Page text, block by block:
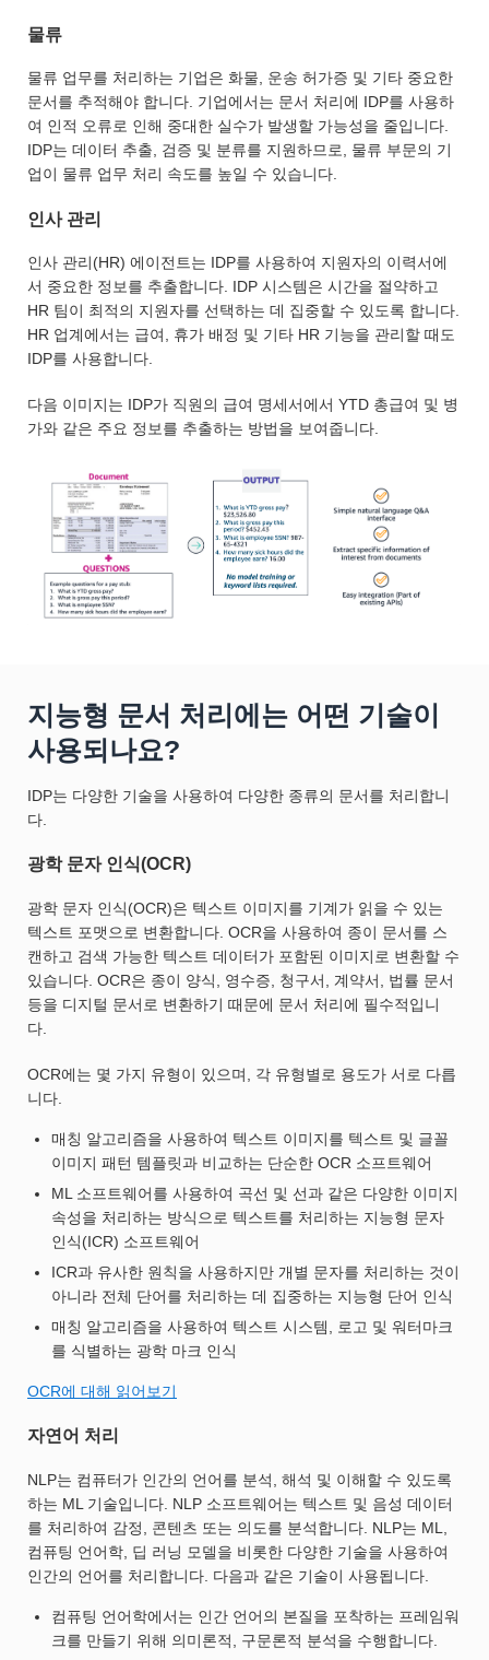
물류
물류 업무를 처리하는 기업은 화물, 운송 허가증 및 기타 중요한
문서를 추적해야 합니다. 기업에서는 문서 처리에 IDP를 사용하
여 인적 오류로 인해 중대한 실수가 발생할 가능성을 줄입니다.
IDP는 데이터 추출, 검증 및 분류를 지원하므로, 물류 부문의 기
업이 물류 업무 처리 속도를 높일 수 있습니다.
인사 관리
인사 관리(HR) 에이전트는 IDP를 사용하여 지원자의 이력서에
서 중요한 정보를 추출합니다. IDP 시스템은 시간을 절약하고
HR 팀이 최적의 지원자를 선택하는 데 집중할 수 있도록 합니다.
HR 업계에서는 급여, 휴가 배정 및 기타 HR 기능을 관리할 때도
IDP를 사용합니다.
다음 이미지는 IDP가 직원의 급여 명세서에서 YTD 총급여 및 병
가와 같은 주요 정보를 추출하는 방법을 보여줍니다.
지능형 문서 처리에는 어떤 기술이
사용되나요?
IDP는 다양한 기술을 사용하여 다양한 종류의 문서를 처리합니
다.
광학 문자 인식(OCR)
광학 문자 인식(OCR)은 텍스트 이미지를 기계가 읽을 수 있는
텍스트 포맷으로 변환합니다. OCR을 사용하여 종이 문서를 스
캔하고 검색 가능한 텍스트 데이터가 포함된 이미지로 변환할 수
있습니다. OCR은 종이 양식, 영수증, 청구서, 계약서, 법률 문서
등을 디지털 문서로 변환하기 때문에 문서 처리에 필수적입니
다.
OCR에는 몇 가지 유형이 있으며, 각 유형별로 용도가 서로 다릅
니다.
매칭 알고리즘을 사용하여 텍스트 이미지를 텍스트 및 글꼴
이미지 패턴 템플릿과 비교하는 단순한 OCR 소프트웨어
ML 소프트웨어를 사용하여 곡선 및 선과 같은 다양한 이미지
속성을 처리하는 방식으로 텍스트를 처리하는 지능형 문자
인식(ICR) 소프트웨어
ICR과 유사한 원칙을 사용하지만 개별 문자를 처리하는 것이
아니라 전체 단어를 처리하는 데 집중하는 지능형 단어 인식
매칭 알고리즘을 사용하여 텍스트 시스템, 로고 및 워터마크
를 식별하는 광학 마크 인식
OCR에 대해 읽어보기
자연어 처리
NLP는 컴퓨터가 인간의 언어를 분석, 해석 및 이해할 수 있도록
하는 ML 기술입니다. NLP 소프트웨어는 텍스트 및 음성 데이터
를 처리하여 감정, 콘텐츠 또는 의도를 분석합니다. NLP는 ML,
컴퓨팅 언어학, 딥 러닝 모델을 비롯한 다양한 기술을 사용하여
인간의 언어를 처리합니다. 다음과 같은 기술이 사용됩니다.
컴퓨팅 언어학에서는 인간 언어의 본질을 포착하는 프레임워
크를 만들기 위해 의미론적, 구문론적 분석을 수행합니다.